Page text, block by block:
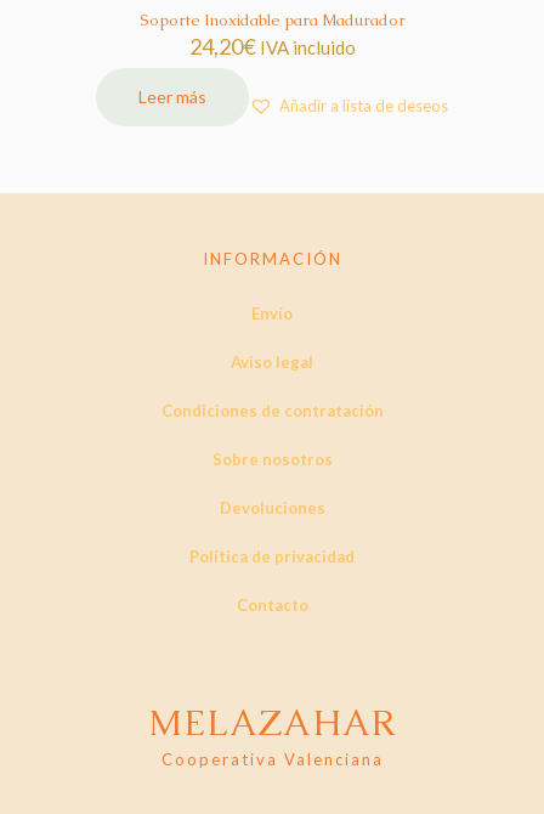
Soporte Inoxidable para Madurador
24,20€ IVA incluido
Leer más Añadir a lista de deseos
INFORMACIÓN
Envío
Aviso legal
Condiciones de contratación
Sobre nosotros
Devoluciones
Política de privacidad
Contacto
MELAZAHAR
Cooperativa Valenciana